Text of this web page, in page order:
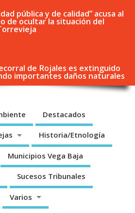
pública y de calidad” acusa al
de ocultar la situación del
de Rojales es extinguido
importantes daños naturales
Destacados
Historia/Etnología
Municipios Vega Baja
Sucesos Tribunales
Varios